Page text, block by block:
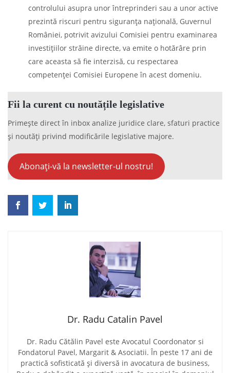
controlului asupra unor întreprinderi sau a unor active
prezintă riscuri pentru siguranţa naţională, Guvernul
României, potrivit avizului Comisiei pentru examinarea
investiţiilor străine directe, va emite o hotărâre prin
care aceasta să fie interzisă, cu respectarea
competenţei Comisiei Europene în acest domeniu.
Fii la curent cu noutățile legislative
Primește direct în inbox analize juridice clare, sfaturi practice
și noutăți privind modificările legislative majore.
Abonați-vă la newsletter-ul nostru!
Dr. Radu Catalin Pavel
Dr. Radu Cătălin Pavel este Avocatul Coordonator si
Fondatorul Pavel, Margarit & Asociatii. În peste 17 ani de
practică sofisticată și diversă in avocatura de business,